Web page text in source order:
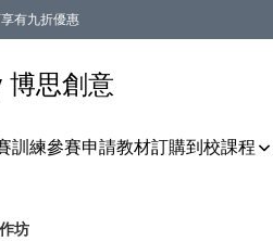
有九折優惠
博思創意
訓練參賽申請教材訂購到校課程
坊